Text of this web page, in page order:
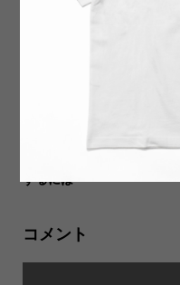
【コラム】他店にない商品企
するには
コメント